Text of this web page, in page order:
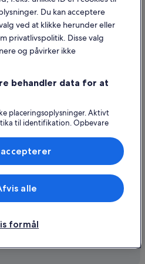
af indhold
fra et flyselskab
for indhold fra eksterne hjemmesider.
Expedia Group. Alle rettigheder
logo er varemærker eller registrerede
Du kan acceptere
ved at klikke herunder eller
privatlivspolitik. Disse valg
og påvirker ikke
behandler data for at
placeringsoplysninger. Aktivt
til identifikation. Opbevare
og
og udvikling af
formål
alle